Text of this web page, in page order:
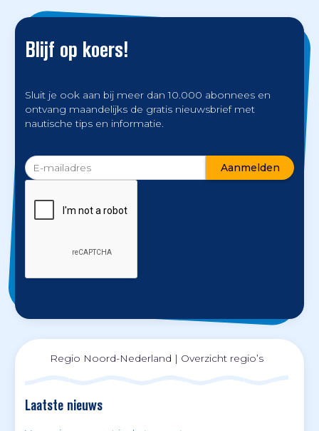
Blijf op koers!
Sluit je ook aan bij meer dan 10.000 abonnees en
ontvang maandelijks de gratis nieuwsbrief met
nautische tips en informatie.
Regio Noord-Nederland | Overzicht regio’s
Laatste nieuws